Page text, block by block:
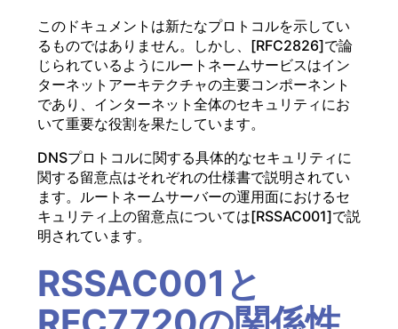
このドキュメントは新たなプロトコルを示してい
るものではありません。しかし、[RFC2826]で論
じられているようにルートネームサービスはイン
ターネットアーキテクチャの主要コンポーネント
であり、インターネット全体のセキュリティにお
いて重要な役割を果たしています。
DNSプロトコルに関する具体的なセキュリティに
関する留意点はそれぞれの仕様書で説明されてい
ます。ルートネームサーバーの運用面におけるセ
キュリティ上の留意点については[RSSAC001]で説
明されています。
RSSAC001と